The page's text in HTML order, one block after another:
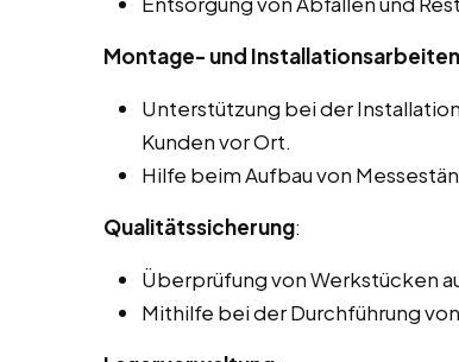
Montage- und Installationsarbeiten
Unterstützung bei der
Kunden vor Ort.
Hilfe beim Aufbau von
Qualitätssicherung:
Überprüfung von Werkstücken
Mithilfe bei der Durchführung